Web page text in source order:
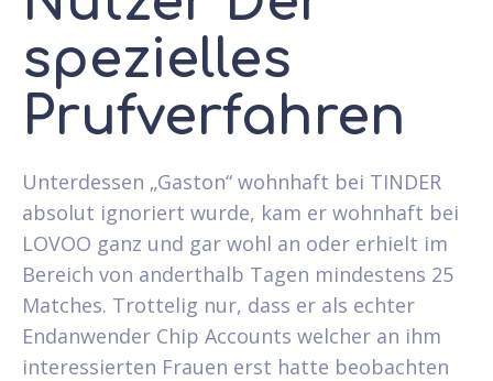
spezielles
Prufverfahren
Unterdessen „Gaston“ wohnhaft bei TINDER
absolut ignoriert wurde, kam er wohnhaft bei
LOVOO ganz und gar wohl an oder erhielt im
Bereich von anderthalb Tagen mindestens 25
Matches. Trottelig nur, dass er als echter
Endanwender Chip Accounts welcher an ihm
interessierten Frauen erst hatte beobachten